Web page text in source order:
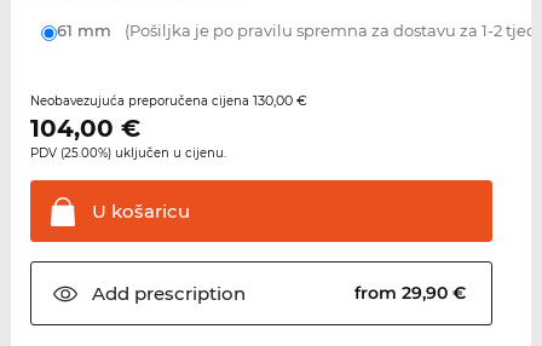
61 mm (Pošiljka je po pravilu spremna za dostavu za 1-2
Neobavezujuća preporučena cijena 130,00 €
104,00 €
PDV (25.00%) uključen u cijenu.
U košaricu
Add prescription from 29,90 €